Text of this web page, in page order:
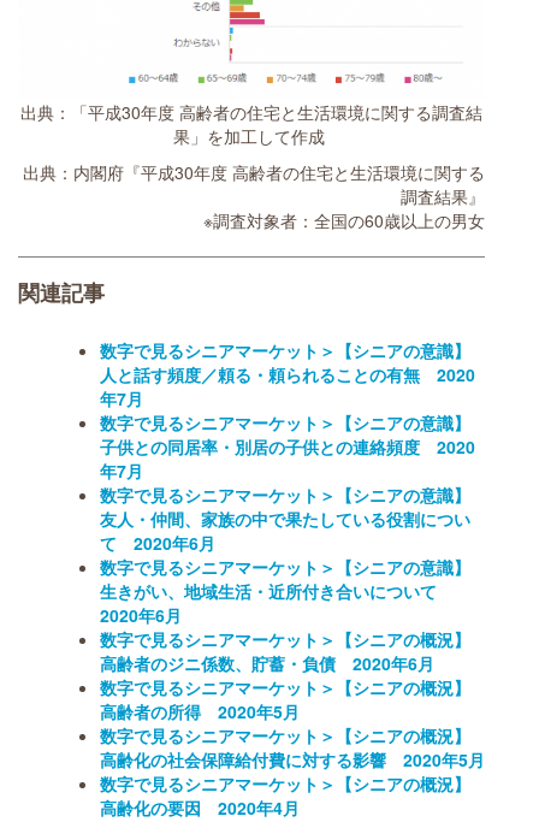
出典：「平成30年度 高齢者の住宅と生活環境に関する調査結
果」を加工して作成
出典：内閣府『平成30年度 高齢者の住宅と生活環境に関する
調査結果』
※調査対象者：全国の60歳以上の男女
関連記事
数字で見るシニアマーケット＞【シニアの意識】
人と話す頻度／頼る・頼られることの有無 2020
年7月
数字で見るシニアマーケット＞【シニアの意識】
子供との同居率・別居の子供との連絡頻度 2020
年7月
数字で見るシニアマーケット＞【シニアの意識】
友人・仲間、家族の中で果たしている役割につい
て 2020年6月
数字で見るシニアマーケット＞【シニアの意識】
生きがい、地域生活・近所付き合いについて
2020年6月
数字で見るシニアマーケット＞【シニアの概況】
高齢者のジニ係数、貯蓄・負債 2020年6月
数字で見るシニアマーケット＞【シニアの概況】
高齢者の所得 2020年5月
数字で見るシニアマーケット＞【シニアの概況】
高齢化の社会保障給付費に対する影響 2020年5月
数字で見るシニアマーケット＞【シニアの概況】
高齢化の要因 2020年4月